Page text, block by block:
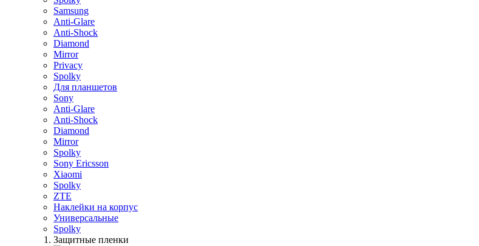
Samsung
Anti-Glare
Anti-Shock
Diamond
Mirror
Privacy
Spolky
Для планшетов
Sony
Anti-Glare
Anti-Shock
Diamond
Mirror
Spolky
Sony Ericsson
Xiaomi
Spolky
ZTE
Наклейки на корпус
Универсальные
Spolky
Защитные пленки